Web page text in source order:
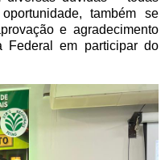
também se
e agradecimento
Federal em participar do